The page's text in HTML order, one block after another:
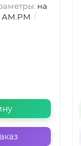
на
AM.PM